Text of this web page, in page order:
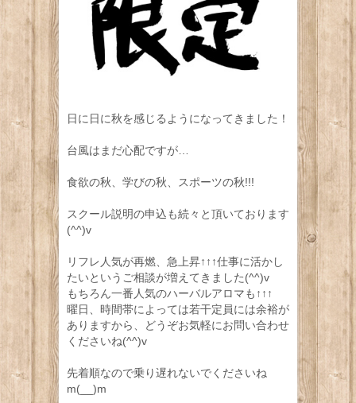
日に日に秋を感じるようになってきました！
台風はまだ心配ですが…
食欲の秋、学びの秋、スポーツの秋!!!
スクール説明の申込も続々と頂いております
(^^)v
リフレ人気が再燃、急上昇↑↑↑仕事に活かし
たいというご相談が増えてきました(^^)v
もちろん一番人気のハーバルアロマも↑↑↑
曜日、時間帯によっては若干定員には余裕が
ありますから、どうぞお気軽にお問い合わせ
くださいね(^^)v
先着順なので乗り遅れないでくださいね
m(__)m